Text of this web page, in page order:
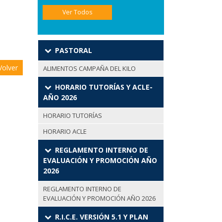
Ver Todos
PASTORAL
ALIMENTOS CAMPAÑA DEL KILO
HORARIO TUTORÍAS Y ACLE-
AÑO 2026
HORARIO TUTORÍAS
HORARIO ACLE
REGLAMENTO INTERNO DE
EVALUACIÓN Y PROMOCIÓN AÑO
2026
REGLAMENTO INTERNO DE
EVALUACIÓN Y PROMOCIÓN AÑO 2026
R.I.C.E. VERSIÓN 5.1 Y PLAN